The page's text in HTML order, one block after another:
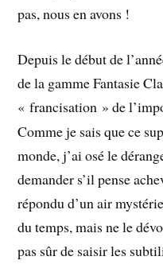
pas, nous en avons !
Depuis le début de
de la gamme Fantasie
« francisation » de
Comme je sais que ce
monde, j’ai osé le
demander s’il pense
répondu d’un air
du temps, mais ne le
pas sûr de saisir les